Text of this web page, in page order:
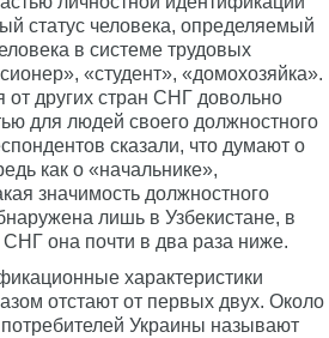
статус человека, определяемый
в системе трудовых
«студент», «домохозяйка».
от других стран СНГ довольно
для людей своего должностного
сказали, что думают о
как о «начальнике»,
значимость должностного
лишь в Узбекистане, в
СНГ она почти в два раза ниже.
характеристики
отстают от первых двух. Около
Украины называют